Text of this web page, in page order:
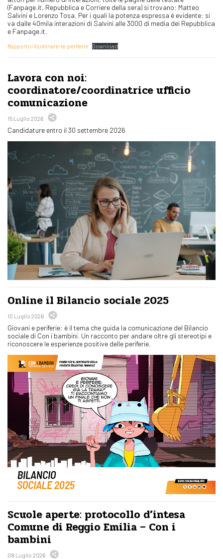
(Fanpage.it, Repubblica e Corriere della sera) si trovano: Matteo
Salvini e Lorenzo Tosa. Per i quali la potenza espressa è evidente: si
va dalle 40mila interazioni di Salvini alle 3000 di media dei Repubblica
e Fanpage.it.
Rapporto-Illuminare-le-periferie Download
Lavora con noi:
coordinatore/coordinatrice ufficio
comunicazione
15 Luglio 2026
Candidature entro il 30 settembre 2026
Online il Bilancio sociale 2025
10 Luglio 2026
Giovani e periferie: è il tema che guida la comunicazione del Bilancio
sociale di Con i bambini. Un racconto per andare oltre gli stereotipi e
riconoscere le esperienze positive delle periferie.
Scuole aperte: protocollo d’intesa
Comune di Reggio Emilia – Con i
bambini
08 Luglio 2026